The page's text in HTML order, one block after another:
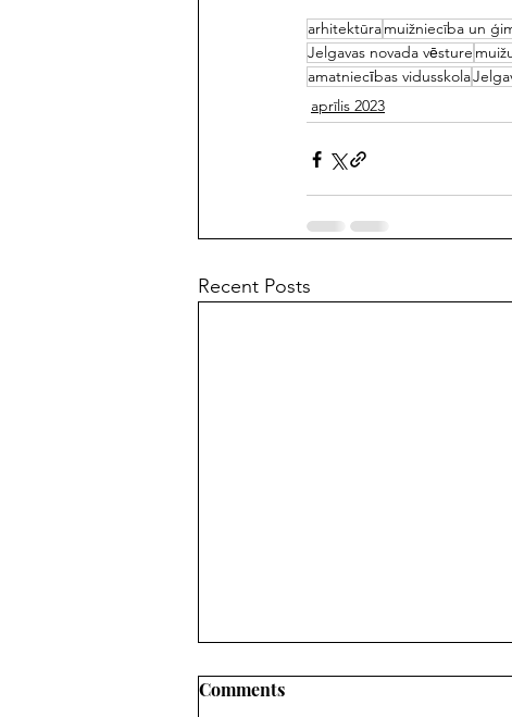
arhitektūramuižniecība un
Jelgavas novada vēsture
amatniecības vidusskola
aprīlis 2023
Recent Posts
Comments